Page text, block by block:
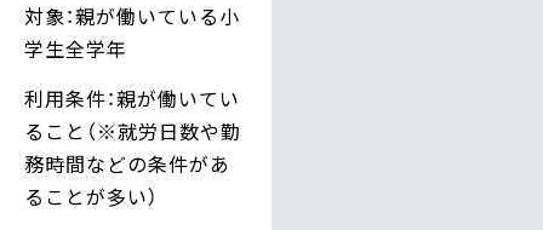
対象：親が働いている小
学生全学年
利用条件：親が働いてい
ること（※就労日数や勤
務時間などの条件があ
ることが多い）